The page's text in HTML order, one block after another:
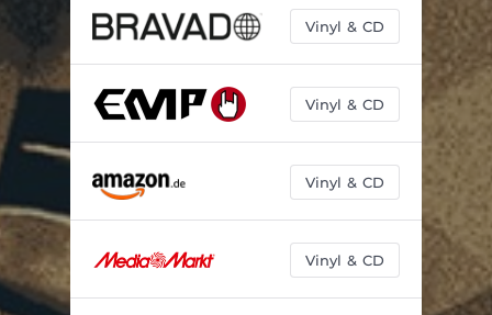
Vinyl & CD
Vinyl & CD
Vinyl & CD
Vinyl & CD